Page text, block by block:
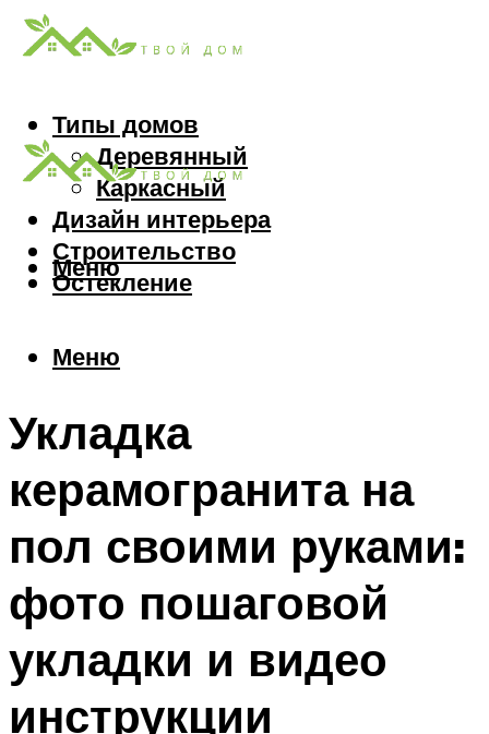
Типы домов
Деревянный
Каркасный
Дизайн интерьера
Строительство
Остекление
Меню
Меню
Укладка
керамогранита на
пол своими руками:
фото пошаговой
укладки и видео
инструкции